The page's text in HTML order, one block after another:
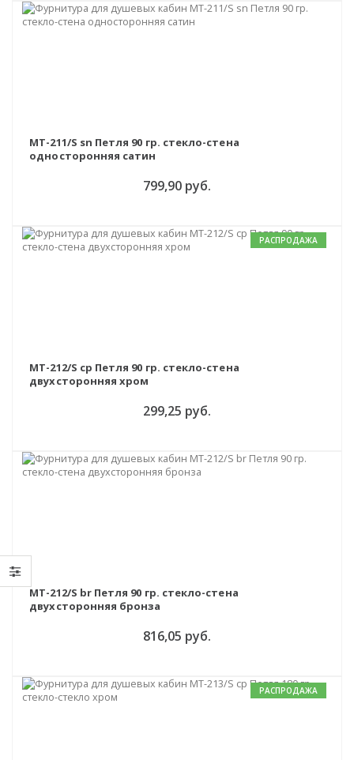
MT-211/S sn Петля 90 гр. стекло-стена
односторонняя сатин
799,90 руб.
РАСПРОДАЖА
MT-212/S cp Петля 90 гр. стекло-стена
двухсторонняя хром
299,25 руб.
MT-212/S br Петля 90 гр. стекло-стена
двухсторонняя бронза
816,05 руб.
РАСПРОДАЖА